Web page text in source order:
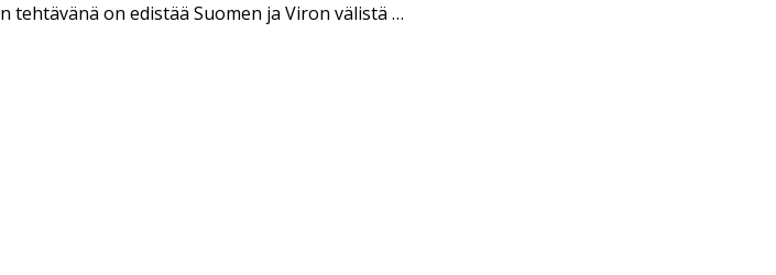
tehtävänä on edistää Suomen ja Viron välistä …